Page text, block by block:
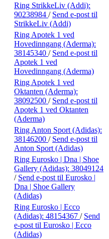
Ring StrikkeLiv (Addi):
90238984 / Send e-post til
StrikkeLiv (Addi)
Ring Apotek 1 ved
Hovedinngang (Aderma):
38145340 / Send e-post til
Apotek 1 ved
Hovedinngang (Aderma)
Ring Apotek 1 ved
Oktanten (Aderma):
38092500 / Send e-post til
Apotek 1 ved Oktanten
(Aderma)
Ring Anton Sport (Adidas):
38146200 / Send e-post til
Anton Sport (Adidas)
Ring Eurosko | Dna | Shoe
Gallery (Adidas): 38049124
/ Send e-post til Eurosko |
Dna | Shoe Gallery
(Adidas)
Ring Eurosko | Ecco
(Adidas): 48154367 / Send
e-post til Eurosko | Ecco
(Adidas)